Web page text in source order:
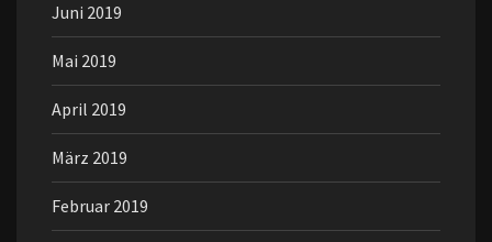
Juni 2019
Mai 2019
April 2019
März 2019
Februar 2019